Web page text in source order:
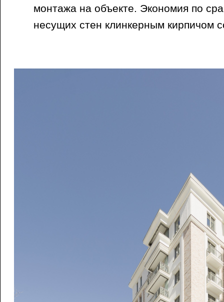
монтажа на объекте. Экономия по
несущих стен клинкерным кирпичом